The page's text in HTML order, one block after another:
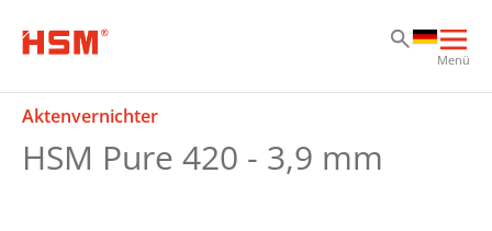
Menü
Aktenvernichter
HSM Pure 420 - 3,9 mm